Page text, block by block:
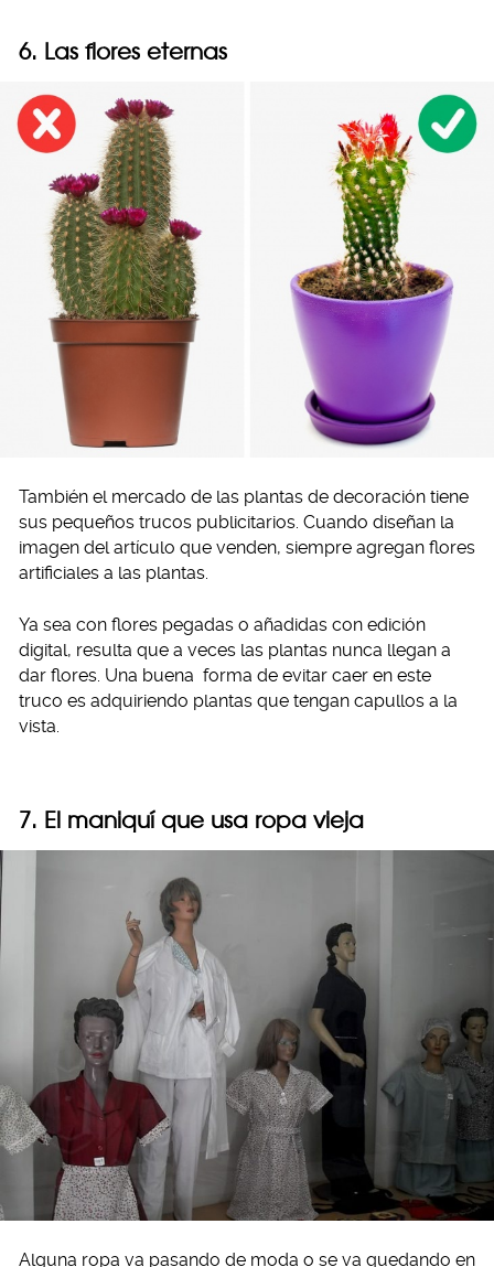
6. Las flores eternas
También el mercado de las plantas de decoración tiene
sus pequeños trucos publicitarios. Cuando diseñan la
imagen del artículo que venden, siempre agregan flores
artificiales a las plantas.
Ya sea con flores pegadas o añadidas con edición
digital, resulta que a veces las plantas nunca llegan a
dar flores. Una buena forma de evitar caer en este
truco es adquiriendo plantas que tengan capullos a la
vista.
7. El maniquí que usa ropa vieja
Alguna ropa va pasando de moda o se va quedando en